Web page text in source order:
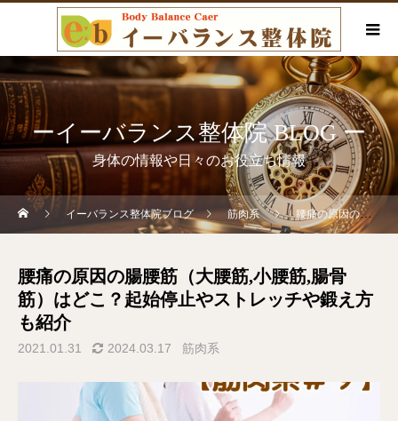
ーイーバランス整体院 BLOG ー
身体の情報や日々のお役立ち情報
イーバランス整体院ブログ 筋肉系 腰痛の原因の腸腰筋（大腰筋,小腰筋,腸骨筋）はどこ？起始停止やストレッチや鍛え方も紹介
腰痛の原因の腸腰筋（大腰筋,小腰筋,腸骨
筋）はどこ？起始停止やストレッチや鍛え方
も紹介
2021.01.31 2024.03.17 筋肉系